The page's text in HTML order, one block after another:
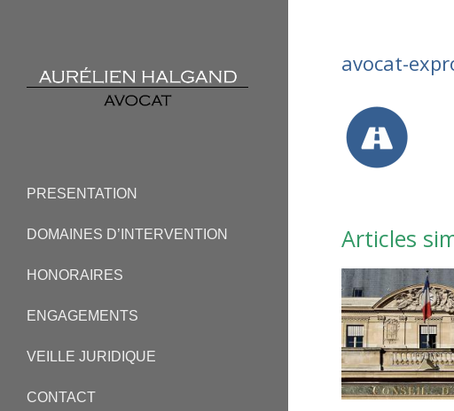
PRESENTATION
DOMAINES D’INTERVENTION
HONORAIRES
ENGAGEMENTS
VEILLE JURIDIQUE
CONTACT
avocat-
Articles